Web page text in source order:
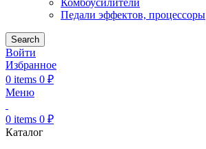
Комбоусилители
Педали эффектов, процессоры
Search
Войти
Избранное
0 items 0 ₽
Меню
0 items 0 ₽
Каталог